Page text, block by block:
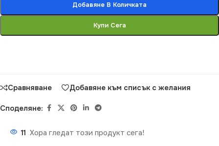
Добавяне В Количката
Купи Сега
Сравняване Добавяне към списък с желания
Споделяне:
11 Хора гледат този продукт сега!